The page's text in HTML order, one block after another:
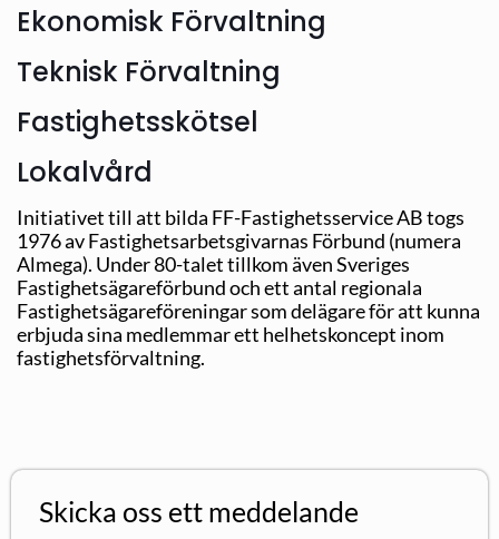
Ekonomisk Förvaltning
Teknisk Förvaltning
Fastighetsskötsel
Lokalvård
Initiativet till att bilda FF-Fastighetsservice AB togs
1976 av Fastighetsarbetsgivarnas Förbund (numera
Almega). Under 80-talet tillkom även Sveriges
Fastighetsägareförbund och ett antal regionala
Fastighetsägareföreningar som delägare för att kunna
erbjuda sina medlemmar ett helhetskoncept inom
fastig­hetsförvaltning.
Skicka oss ett meddelande